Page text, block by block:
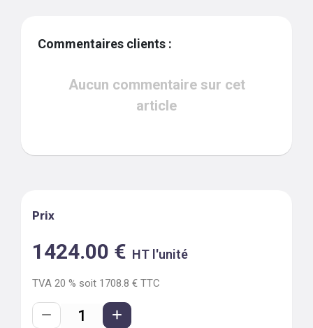
Commentaires clients :
Aucun commentaire sur cet
article
Prix
1424.00 € HT l'unité
TVA 20 % soit 1708.8 € TTC